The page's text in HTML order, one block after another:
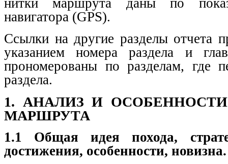
навигатора (GPS).
Ссылки на другие разделы отчета
указанием номера раздела и
прономерованы по разделам, где
раздела.
1. АНАЛИЗ И
МАРШРУТА
1.1 Общая идея похода,
достижения, особенности, новизна.